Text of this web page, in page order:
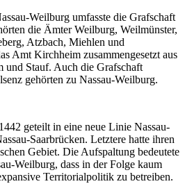
Weilburg umfasste die Grafschaft
die Ämter Weilburg, Weilmünster,
Atzbach, Miehlen und
Amt Kirchheim zusammengesetzt aus
und Stauf. Auch die Grafschaft
gehörten zu Nassau-Weilburg.
geteilt in eine neue Linie Nassau-
Saarbrücken. Letztere hatte ihren
Gebiet. Die Aufspaltung bedeutete
Weilburg, dass in der Folge kaum
Territorialpolitik zu betreiben.